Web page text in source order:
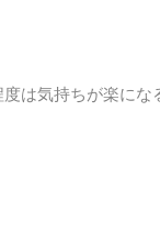
は気持ちが楽にな